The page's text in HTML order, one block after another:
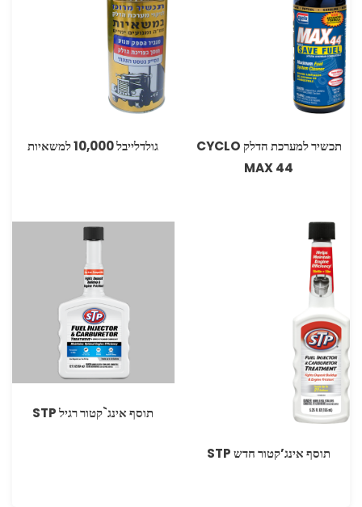
תכשיר למערכת הדלק ‏CYCLO
MAX 44
גולדלייבל 10,000 למשאיות
תוסף אינג’קטור חדש ‏STP
תוסף אינג`קטור רגיל STP